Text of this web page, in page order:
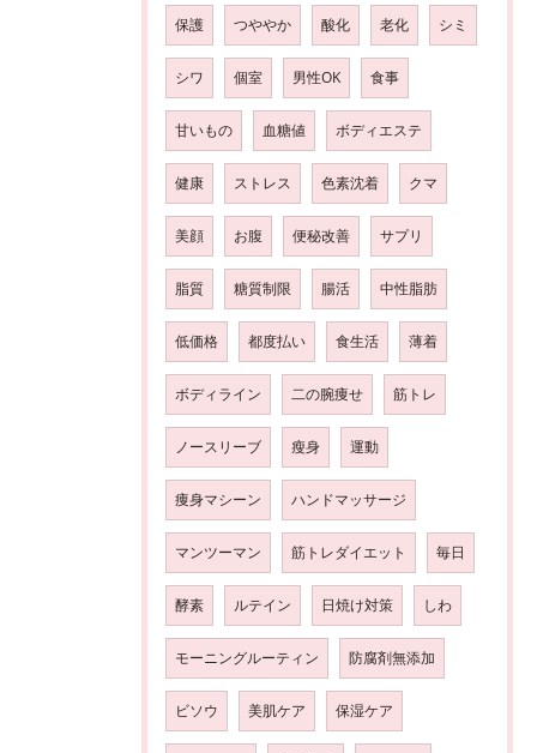
保護 つややか 酸化 老化 シミ
シワ 個室 男性OK 食事
甘いもの 血糖値 ボディエステ
健康 ストレス 色素沈着 クマ
美顔 お腹 便秘改善 サプリ
脂質 糖質制限 腸活 中性脂肪
低価格 都度払い 食生活 薄着
ボディライン 二の腕痩せ 筋トレ
ノースリーブ 瘦身 運動
痩身マシーン ハンドマッサージ
マンツーマン 筋トレダイエット 毎日
酵素 ルテイン 日焼け対策 しわ
モーニングルーティン 防腐剤無添加
ビソウ 美肌ケア 保湿ケア